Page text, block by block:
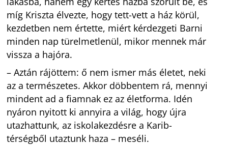
míg Kriszta élvezte, hogy tett-vett a ház körül,
kezdetben nem értette, miért kérdezgeti Barni
minden nap türelmetlenül, mikor mennek már
vissza a hajóra.
– Aztán rájöttem: ő nem ismer más életet, neki
az a természetes. Akkor döbbentem rá, mennyi
mindent ad a fiamnak ez az életforma. Idén
nyáron nyitott ki annyira a világ, hogy újra
utazhattunk, az iskolakezdésre a Karib-
térségből utaztunk haza – meséli.